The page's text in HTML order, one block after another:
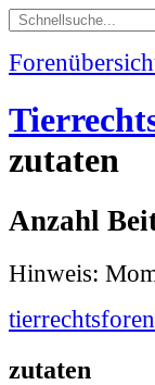
zutaten
Anzahl
Hinweis:
zutaten